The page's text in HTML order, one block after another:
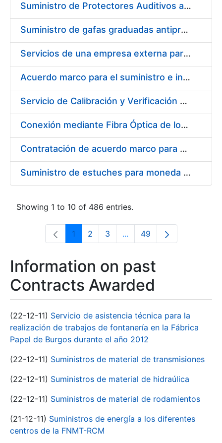
Suministro de Protectores Auditivos a medida para las personas trabajadoras de los Centros de Trabajo de Madrid y Burgos
Suministro de gafas graduadas antiproyecciones para los trabajadores de la FNMT-RCM en los centros de trabajo de Madrid y Burgos
Servicios de una empresa externa para el asesoramiento y resolución de los recursos de alzada que se presentan relacionados con procesos de selección para la FNMT-RCM
Acuerdo marco para el suministro e instalación de persianas, estores y otros complementos
Servicio de Calibración y Verificación Externa de los Equipos de Medición del Servicio de Prevención de la FNMT-RCM
Conexión mediante Fibra Óptica de los Centros de Proceso de Datos (CPDs) de las sedes de la FNMT-RCM de Burgos y Madrid
Contratación de acuerdo marco para el Suministro de Material de Electricidad para la Fábrica Nacional de Moneda y Timbre-Real Casa de la Moneda en su centro de trabajo de Burgos
Suministro de estuches para moneda de 30 €
Showing 1 to 10 of 486 entries.
Page
1 Page
2 Page
3 ...Intermediate Pages Use
Page
49
Information on past
Contracts Awarded
(22-12-11) Servicio de asistencia técnica para la
realización de trabajos de fontanería en la Fábrica
Papel de Burgos durante el año 2012
(22-12-11) Suministros de material de transmisiones
(22-12-11) Suministros de material de hidraúlica
(22-12-11) Suministros de material de rodamientos
(21-12-11) Suministros de energía a los diferentes
centros de la FNMT-RCM